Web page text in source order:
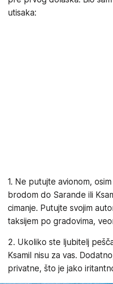
utisaka:
1. Ne putujte avionom,
brodom do Sarande ili
cimanje. Putujte svojim
taksijem po gradovima,
2. Ukoliko ste ljubitelj
Ksamil nisu za vas.
privatne, što je jako